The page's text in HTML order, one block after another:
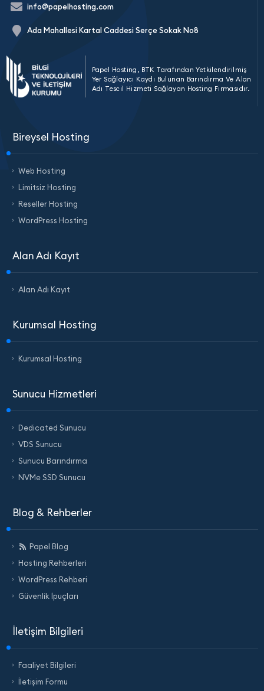
info@papelhosting.com
Ada Mahallesi Kartal Caddesi Serçe Sokak No8
Papel Hosting, BTK Tarafından Yetkilendirilmiş
Yer Sağlayıcı Kaydı Bulunan Barındırma Ve Alan
Adı Tescil Hizmeti Sağlayan Hosting Firmasıdır.
Bireysel Hosting
Web Hosting
Limitsiz Hosting
Reseller Hosting
WordPress Hosting
Alan Adı Kayıt
Alan Adı Kayıt
Kurumsal Hosting
Kurumsal Hosting
Sunucu Hizmetleri
Dedicated Sunucu
VDS Sunucu
Sunucu Barındırma
NVMe SSD Sunucu
Blog & Rehberler
Papel Blog
Hosting Rehberleri
WordPress Rehberi
Güvenlik İpuçları
İletişim Bilgileri
Faaliyet Bilgileri
İletişim Formu